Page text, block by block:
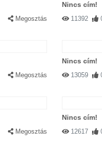
Megosztás
Nincs cím!
11392
Megosztás
Nincs cím!
13059
Megosztás
Nincs cím!
12617